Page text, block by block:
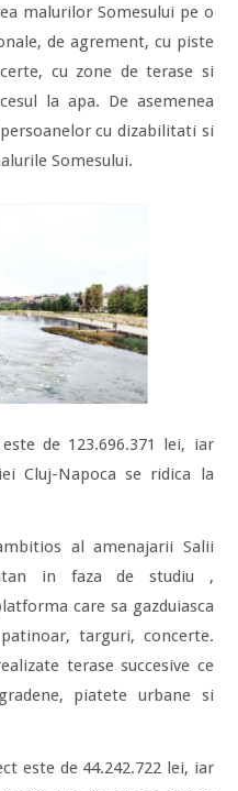
malurilor Somesului pe o
de agrement, cu piste
cu zone de terase si
la apa. De asemenea
cu dizabilitati si
Somesului.
de 123.696.371 lei, iar
Cluj-Napoca se ridica la
al amenajarii Salii
in faza de studiu ,
care sa gazduiasca
targuri, concerte.
terase succesive ce
piatete urbane si
este de 44.242.722 lei, iar